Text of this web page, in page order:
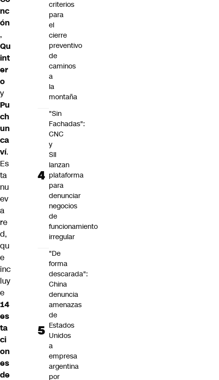
nc
ón
,
Qu
int
er
o
y
Pu
ch
un
ca
ví.
Es
ta
nu
ev
a
re
d,
qu
e
inc
luy
e
14
es
ta
ci
on
es
de
criterios
para
el
cierre
preventivo
de
caminos
a
la
montaña
"Sin
Fachadas":
CNC
y
SII
lanzan
plataforma
para
denunciar
negocios
de
funcionamiento
irregular
"De
forma
descarada":
China
denuncia
amenazas
de
Estados
Unidos
a
empresa
argentina
por